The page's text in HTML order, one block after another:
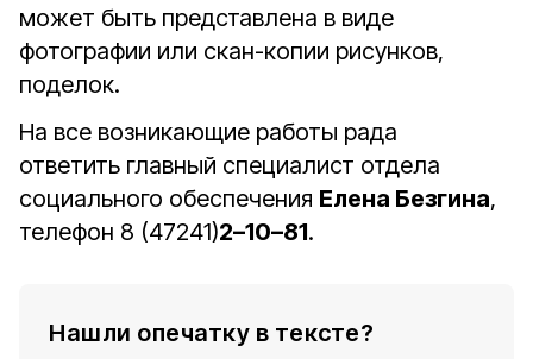
может быть представлена в виде
фотографии или скан-копии рисунков,
поделок.
На все возникающие работы рада
ответить главный специалист отдела
социального обеспечения Елена Безгина,
телефон 8 (47241)2–10–81.
Нашли опечатку в тексте?